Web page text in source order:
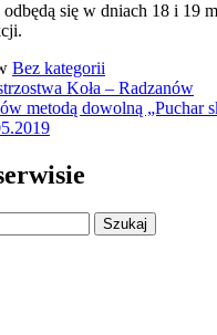
się w dniach 18 i 19
Bez kategorii
Koła – Radzanów
metodą dowolną „Puchar